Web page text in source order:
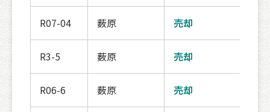
R07-04 薮原 売却
R3-5 薮原 売却
R06-6 薮原 売却